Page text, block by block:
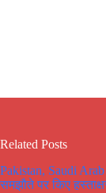
Related Posts
Pakistan, Saudi
समझौते पर किए